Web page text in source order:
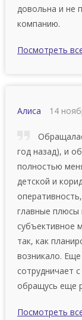
довольна и не
компанию.
Посмотреть
Алиса 14
год назад), и
полностью
детской и
главные
субъективное
так, как
возникало.
сотрудничает
обращусь еще
Посмотреть